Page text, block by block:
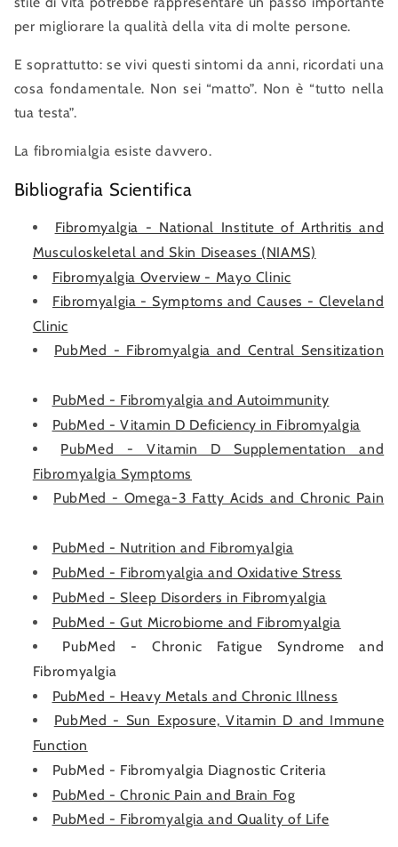
per migliorare la qualità della vita di molte persone.
E soprattutto: se vivi questi sintomi da anni, ricordati una
cosa fondamentale. Non sei “matto”. Non è “tutto nella
tua testa”.
La fibromialgia esiste davvero.
Bibliografia Scientifica
Fibromyalgia - National Institute of Arthritis and
Musculoskeletal and Skin Diseases (NIAMS)
Fibromyalgia Overview - Mayo Clinic
Fibromyalgia - Symptoms and Causes - Cleveland
Clinic
PubMed - Fibromyalgia and Central Sensitization
PubMed - Fibromyalgia and Autoimmunity
PubMed - Vitamin D Deficiency in Fibromyalgia
PubMed - Vitamin D Supplementation and
Fibromyalgia Symptoms
PubMed - Omega-3 Fatty Acids and Chronic Pain
PubMed - Nutrition and Fibromyalgia
PubMed - Fibromyalgia and Oxidative Stress
PubMed - Sleep Disorders in Fibromyalgia
PubMed - Gut Microbiome and Fibromyalgia
PubMed - Chronic Fatigue Syndrome and
Fibromyalgia
PubMed - Heavy Metals and Chronic Illness
PubMed - Sun Exposure, Vitamin D and Immune
Function
PubMed - Fibromyalgia Diagnostic Criteria
PubMed - Chronic Pain and Brain Fog
PubMed - Fibromyalgia and Quality of Life